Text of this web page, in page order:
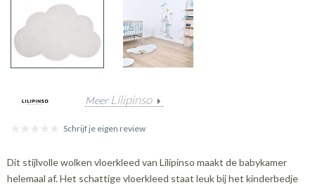
Meer Lilipinso
Schrijf je eigen review
Dit stijlvolle wolken vloerkleed van Lilipinso maakt de babykamer
helemaal af. Het schattige vloerkleed staat leuk bij het kinderbedje